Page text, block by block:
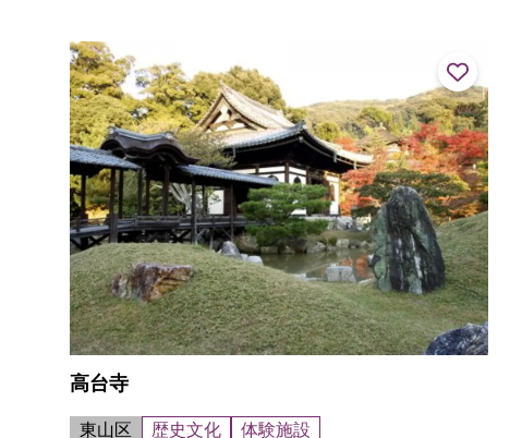
ープンしました。
高台寺
東山区 歴史文化 体験施設